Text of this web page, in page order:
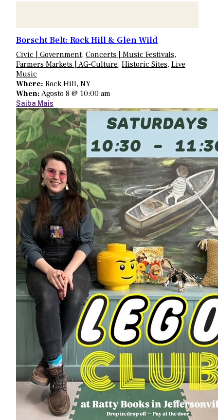
Borscht Belt: Rock Hill & Glen Wild
Civic | Government, Concerts | Music Festivals,
Farmers Markets | AG-Culture, Historic Sites, Live
Music
Where: Rock Hill, NY
When: Agosto 8 @ 10:00 am
Saiba Mais